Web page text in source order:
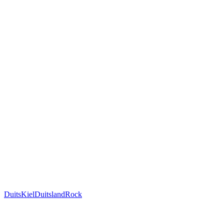
DuitsKielDuitslandRock